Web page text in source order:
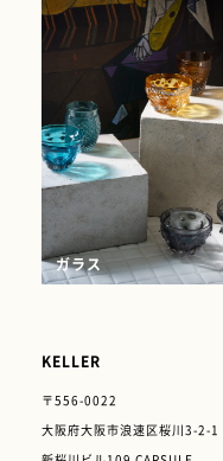
ガラス
KELLER
〒556-0022
大阪府大阪市浪速区桜川3-2-1